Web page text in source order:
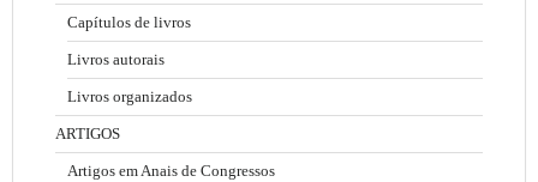
Capítulos de livros
Livros autorais
Livros organizados
ARTIGOS
Artigos em Anais de Congressos